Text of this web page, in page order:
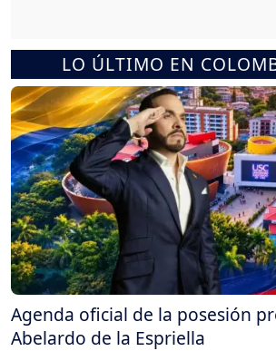
LO ÚLTIMO EN
Agenda oficial de la posesión
Abelardo de la Espriella